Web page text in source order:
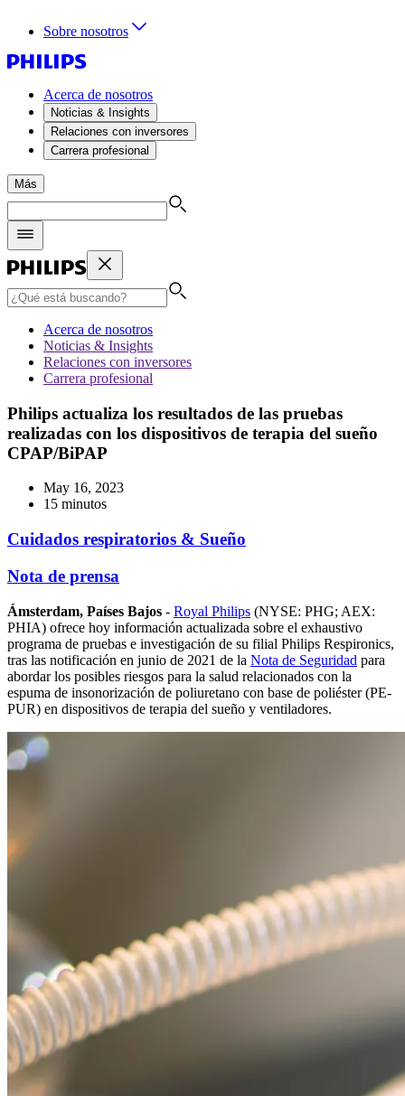
Sobre nosotros
Acerca de nosotros
Noticias & Insights
Relaciones con inversores
Carrera profesional
Más
Acerca de nosotros
Noticias & Insights
Relaciones con inversores
Carrera profesional
Philips actualiza los resultados de las pruebas
realizadas con los dispositivos de terapia del sueño
CPAP/BiPAP
May 16, 2023
15 minutos
Cuidados respiratorios & Sueño
Nota de prensa
Ámsterdam, Países Bajos - Royal Philips (NYSE: PHG; AEX:
PHIA) ofrece hoy información actualizada sobre el exhaustivo
programa de pruebas e investigación de su filial Philips Respironics,
tras las notificación en junio de 2021 de la Nota de Seguridad para
abordar los posibles riesgos para la salud relacionados con la
espuma de insonorización de poliuretano con base de poliéster (PE-
PUR) en dispositivos de terapia del sueño y ventiladores.